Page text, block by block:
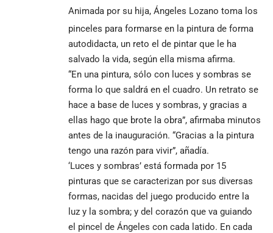
Animada por su hija, Ángeles Lozano toma los
pinceles para formarse en la pintura de forma
autodidacta, un reto el de pintar que le ha
salvado la vida, según ella misma afirma.
“En una pintura, sólo con luces y sombras se
forma lo que saldrá en el cuadro. Un retrato se
hace a base de luces y sombras, y gracias a
ellas hago que brote la obra”, afirmaba minutos
antes de la inauguración. “Gracias a la pintura
tengo una razón para vivir”, añadía.
‘Luces y sombras’ está formada por 15
pinturas que se caracterizan por sus diversas
formas, nacidas del juego producido entre la
luz y la sombra; y del corazón que va guiando
el pincel de Ángeles con cada latido. En cada